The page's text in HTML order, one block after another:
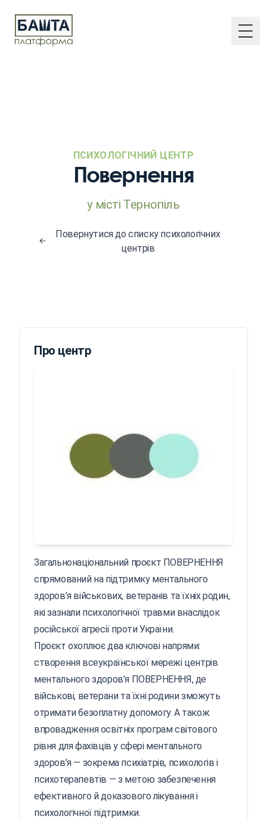
ПСИХОЛОГІЧНИЙ ЦЕНТР
Повернення
у місті Тернопіль
Повернутися до списку психологічних
центрів
Про центр
Загальнонаціональний проєкт ПОВЕРНЕННЯ
спрямований на підтримку ментального
здоров’я військових, ветеранів та їхніх родин,
які зазнали психологічної травми внаслідок
російської агресії проти України.
Проєкт охоплює два ключові напрями:
створення всеукраїнської мережі центрів
ментального здоров’я ПОВЕРНЕННЯ, де
військові, ветерани та їхні родини зможуть
отримати безоплатну допомогу. А також
впровадження освітніх програм світового
рівня для фахівців у сфері ментального
здоров’я — зокрема психіатрів, психологів і
психотерапевтів — з метою забезпечення
ефективного й доказового лікування і
психологічної підтримки.